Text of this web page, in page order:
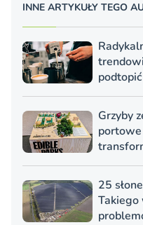
INNE ARTYKUŁY TEGO
Grzyby
25
Takiego